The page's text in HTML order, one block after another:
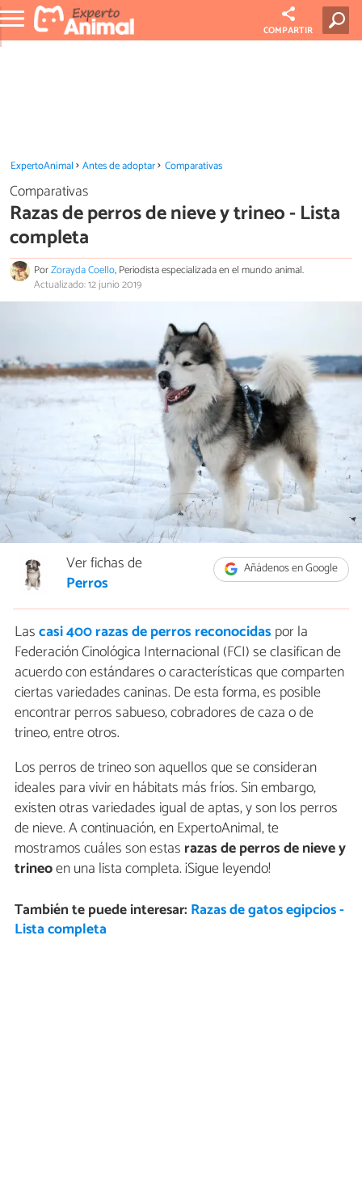
COMPARTIR
ExpertoAnimal Antes de adoptar Comparativas
Comparativas
Razas de perros de nieve y trineo - Lista
completa
PorZorayda Coello, Periodista especializada en el mundo animal.
Actualizado: 12 junio 2019
Añádenos en Google
Ver fichas de
Perros
Lascasi 400 razas de perros reconocidas por la
Federación Cinológica Internacional (FCI) se clasifican de
acuerdo con estándares o características que comparten
ciertas variedades caninas. De esta forma, es posible
encontrar perros sabueso, cobradores de caza o de
trineo, entre otros.
Los perros de trineo son aquellos que se consideran
ideales para vivir en hábitats más fríos. Sin embargo,
existen otras variedades igual de aptas, y son los perros
de nieve. A continuación, en ExpertoAnimal, te
mostramos cuáles son estas razas de perros de nieve y
trineoen una lista completa. ¡Sigue leyendo!
También te puede interesar: Razas de gatos egipcios -
Lista completa